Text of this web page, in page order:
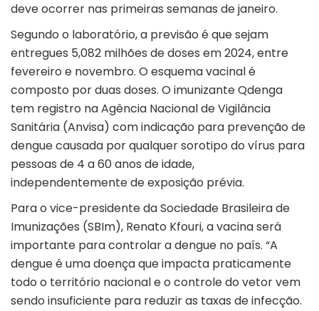
deve ocorrer nas primeiras semanas de janeiro.
Segundo o laboratório, a previsão é que sejam
entregues 5,082 milhões de doses em 2024, entre
fevereiro e novembro. O esquema vacinal é
composto por duas doses. O imunizante Qdenga
tem registro na Agência Nacional de Vigilância
Sanitária (Anvisa) com indicação para prevenção de
dengue causada por qualquer sorotipo do vírus para
pessoas de 4 a 60 anos de idade,
independentemente de exposição prévia.
Para o vice-presidente da Sociedade Brasileira de
Imunizações (SBIm), Renato Kfouri, a vacina será
importante para controlar a dengue no país. “A
dengue é uma doença que impacta praticamente
todo o território nacional e o controle do vetor vem
sendo insuficiente para reduzir as taxas de infecção.